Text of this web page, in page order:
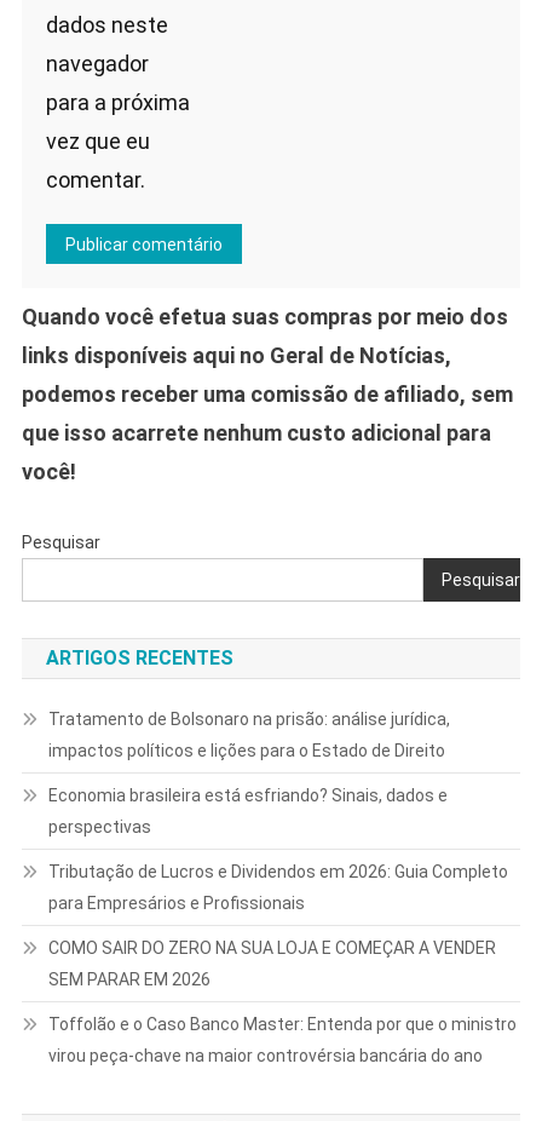
dados neste
navegador
para a próxima
vez que eu
comentar.
Quando você efetua suas compras por meio dos
links disponíveis aqui no Geral de Notícias,
podemos receber uma comissão de afiliado, sem
que isso acarrete nenhum custo adicional para
você!
Pesquisar
Pesquisar
ARTIGOS RECENTES
Tratamento de Bolsonaro na prisão: análise jurídica,
impactos políticos e lições para o Estado de Direito
Economia brasileira está esfriando? Sinais, dados e
perspectivas
Tributação de Lucros e Dividendos em 2026: Guia Completo
para Empresários e Profissionais
COMO SAIR DO ZERO NA SUA LOJA E COMEÇAR A VENDER
SEM PARAR EM 2026
Toffolão e o Caso Banco Master: Entenda por que o ministro
virou peça-chave na maior controvérsia bancária do ano